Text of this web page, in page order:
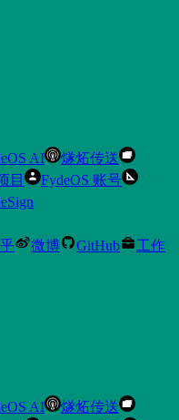
AI
燧炻传送
目
FydeOS 账号
微博 GitHub
工作
AI
燧炻传送